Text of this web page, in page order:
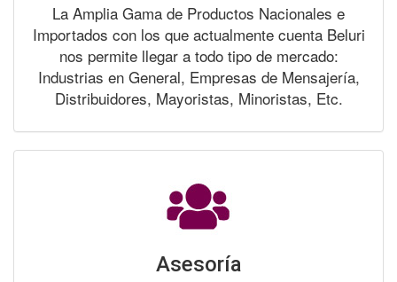
La Amplia Gama de Productos Nacionales e
Importados con los que actualmente cuenta Beluri
nos permite llegar a todo tipo de mercado:
Industrias en General, Empresas de Mensajería,
Distribuidores, Mayoristas, Minoristas, Etc.
Asesoría